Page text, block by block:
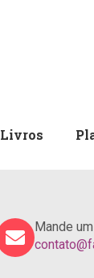
Livros
Mande